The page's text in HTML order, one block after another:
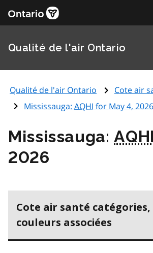
Qualité de l'air Ontario
Qualité de l'air Ontario Cote air
Mississauga:AQHI for May 4, 2026
Mississauga:AQHI
2026
Cote air santé
couleurs associées